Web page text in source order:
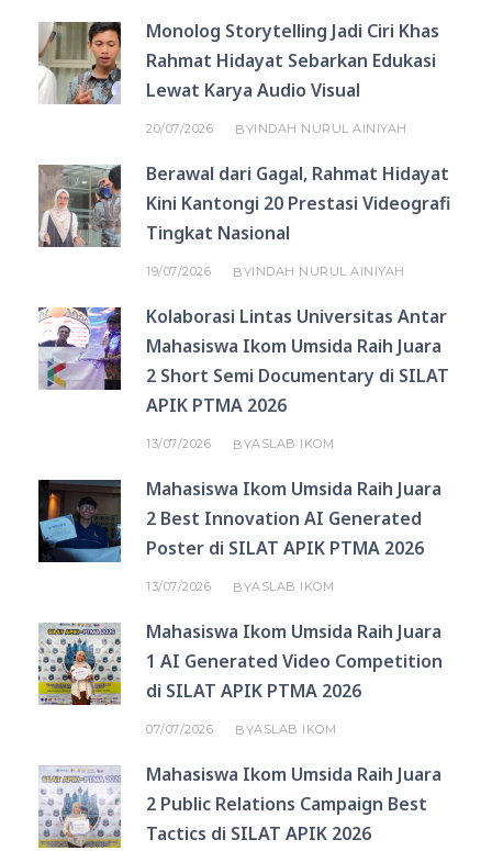
Monolog Storytelling Jadi Ciri Khas
Rahmat Hidayat Sebarkan Edukasi
Lewat Karya Audio Visual
20/07/2026 BYINDAH NURUL AINIYAH
Berawal dari Gagal, Rahmat Hidayat
Kini Kantongi 20 Prestasi Videografi
Tingkat Nasional
19/07/2026 BYINDAH NURUL AINIYAH
Kolaborasi Lintas Universitas Antar
Mahasiswa Ikom Umsida Raih Juara
2 Short Semi Documentary di SILAT
APIK PTMA 2026
13/07/2026 BYASLAB IKOM
Mahasiswa Ikom Umsida Raih Juara
2 Best Innovation AI Generated
Poster di SILAT APIK PTMA 2026
13/07/2026 BYASLAB IKOM
Mahasiswa Ikom Umsida Raih Juara
1 AI Generated Video Competition
di SILAT APIK PTMA 2026
07/07/2026 BYASLAB IKOM
Mahasiswa Ikom Umsida Raih Juara
2 Public Relations Campaign Best
Tactics di SILAT APIK 2026